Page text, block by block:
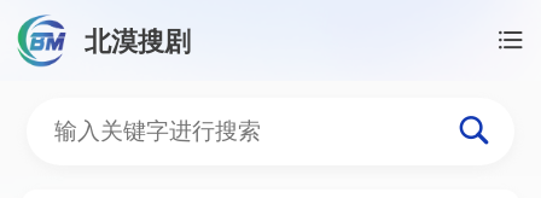
北漠搜剧
秋叶落无声（61集）于伦